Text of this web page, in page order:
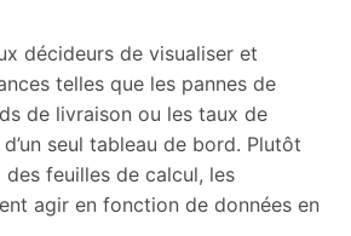
décideurs de visualiser et
telles que les pannes de
de livraison ou les taux de
seul tableau de bord. Plutôt
feuilles de calcul, les
agir en fonction de données en